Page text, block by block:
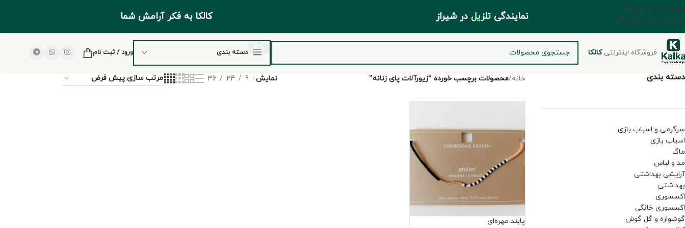
Skip to navigation
Skip to main content
تلزیل در شیرازکالکا به فکر آرامش شما
فروشگاه اینترنتیکالکا دسته بندی ورود / ثبت نام
دسته بندی
سرگرمی و اسباب بازی
اسباب بازی
ماگ
مد و لباس
آرایشی بهداشتی
بهداشتی
اکسسوری
اکسسوری خانگی
گوشواره و گل گوش
خانه/محصولات برچسب خورده “زیورآلات پای زنانه” نمایش 9
24
36
پابند مهره‌ای